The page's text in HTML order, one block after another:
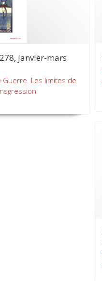
janvier-mars
Les limites de